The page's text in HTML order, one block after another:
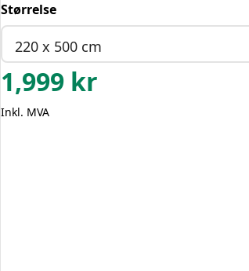
Terrakott
Størrelse
220 x 500 cm
1,999 kr
Inkl. MVA